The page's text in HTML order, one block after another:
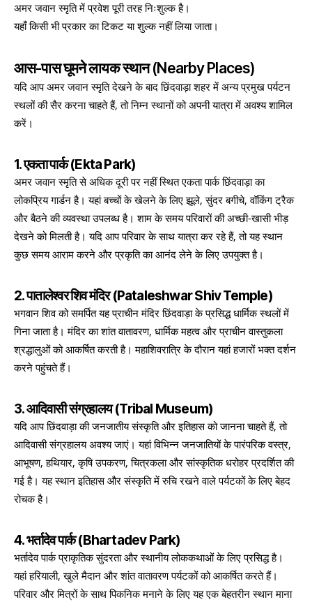
अमर जवान स्मृति में प्रवेश पूरी तरह निःशुल्क है।
यहाँ किसी भी प्रकार का टिकट या शुल्क नहीं लिया जाता।
आस-पास घूमने लायक स्थान (Nearby Places)
यदि आप अमर जवान स्मृति देखने के बाद छिंदवाड़ा शहर में अन्य प्रमुख पर्यटन
स्थलों की सैर करना चाहते हैं, तो निम्न स्थानों को अपनी यात्रा में अवश्य शामिल
करें।
1. एकता पार्क (Ekta Park)
अमर जवान स्मृति से अधिक दूरी पर नहीं स्थित एकता पार्क छिंदवाड़ा का
लोकप्रिय गार्डन है। यहां बच्चों के खेलने के लिए झूले, सुंदर बगीचे, वॉकिंग ट्रैक
और बैठने की व्यवस्था उपलब्ध है। शाम के समय परिवारों की अच्छी-खासी भीड़
देखने को मिलती है। यदि आप परिवार के साथ यात्रा कर रहे हैं, तो यह स्थान
कुछ समय आराम करने और प्रकृति का आनंद लेने के लिए उपयुक्त है।
2. पातालेश्वर शिव मंदिर (Pataleshwar Shiv Temple)
भगवान शिव को समर्पित यह प्राचीन मंदिर छिंदवाड़ा के प्रसिद्ध धार्मिक स्थलों में
गिना जाता है। मंदिर का शांत वातावरण, धार्मिक महत्व और प्राचीन वास्तुकला
श्रद्धालुओं को आकर्षित करती है। महाशिवरात्रि के दौरान यहां हजारों भक्त दर्शन
करने पहुंचते हैं।
3. आदिवासी संग्रहालय (Tribal Museum)
यदि आप छिंदवाड़ा की जनजातीय संस्कृति और इतिहास को जानना चाहते हैं, तो
आदिवासी संग्रहालय अवश्य जाएं। यहां विभिन्न जनजातियों के पारंपरिक वस्त्र,
आभूषण, हथियार, कृषि उपकरण, चित्रकला और सांस्कृतिक धरोहर प्रदर्शित की
गई है। यह स्थान इतिहास और संस्कृति में रुचि रखने वाले पर्यटकों के लिए बेहद
रोचक है।
4. भर्तादेव पार्क (Bhartadev Park)
भर्तादेव पार्क प्राकृतिक सुंदरता और स्थानीय लोककथाओं के लिए प्रसिद्ध है।
यहां हरियाली, खुले मैदान और शांत वातावरण पर्यटकों को आकर्षित करते हैं।
परिवार और मित्रों के साथ पिकनिक मनाने के लिए यह एक बेहतरीन स्थान माना